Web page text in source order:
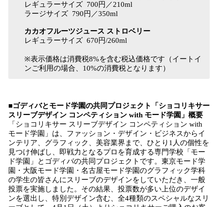
レギュラーサイズ 700円／210ml
ラージサイズ 790円／350ml
カカオフルーツジュース ストロベリー
レギュラーサイズ 670円/260ml
※表示価格は消費税8%を含む税込価格です（イートイ
ンご利用の場合、10%の消費税となります）
■ゴディバとモード学園の共同プロジェクト「ショコリキサー
スリーブデザイン コンペティション with モード学園」概要
「ショコリキサー スリーブデザイン コンペティション with
モード学園」は、ファッション・デザイン・ビジネスからイ
ンテリア、グラフィック、美容業界まで、ひとり1人の個性を
見つけ伸ばし、即戦力となるプロを育成する専門学校「モー
ド学園」とゴディバの共同プロジェクトです。東京モード学
園・大阪モード学園・名古屋モード学園のグラフィック学科
の学生の皆さんにスリーブのデザインをしていただき、一般
投票を実施しました。その結果、投票数が多い上位のデザイ
ンを選出し、特別デザイン含む、全4種類のスペシャルなスリ